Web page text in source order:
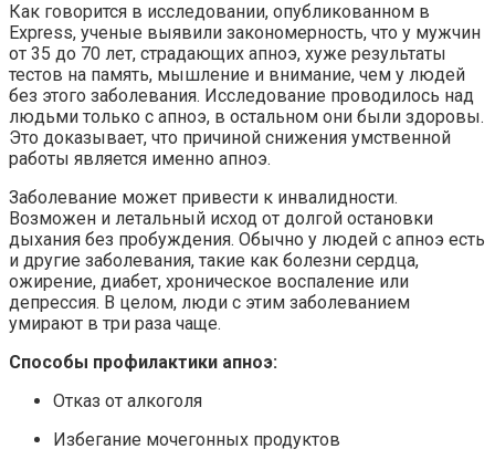
Как говорится в исследовании, опубликованном в
Express, ученые выявили закономерность, что у мужчин
от 35 до 70 лет, страдающих апноэ, хуже результаты
тестов на память, мышление и внимание, чем у людей
без этого заболевания. Исследование проводилось над
людьми только с апноэ, в остальном они были здоровы.
Это доказывает, что причиной снижения умственной
работы является именно апноэ.
Заболевание может привести к инвалидности.
Возможен и летальный исход от долгой остановки
дыхания без пробуждения. Обычно у людей с апноэ есть
и другие заболевания, такие как болезни сердца,
ожирение, диабет, хроническое воспаление или
депрессия. В целом, люди с этим заболеванием
умирают в три раза чаще.
Способы профилактики апноэ:
Отказ от алкоголя
Избегание мочегонных продуктов